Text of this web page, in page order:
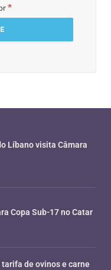
*
Líbano visita Câmara
Copa Sub-17 no Catar
de ovinos e carne